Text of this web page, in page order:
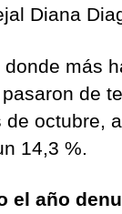
Diana
más
de
octubre,
14,3 %.
el año